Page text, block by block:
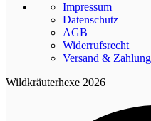
Impressum
Datenschutz
AGB
Widerrufsrecht
Versand & Zahlung
Wildkräuterhexe 2026